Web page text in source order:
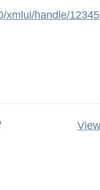
xmlui/handle/